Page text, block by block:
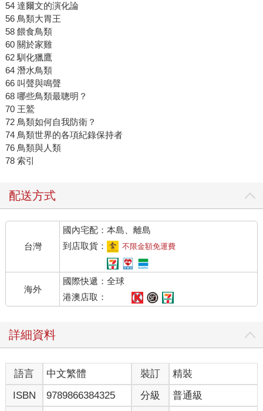
54 達爾文的演化論
56 鳥類大胃王
58 餵食鳥類
60 關於家雞
62 馴化獵鷹
64 潛水鳥類
66 叫聲與鳴聲
68 哪些鳥類最聰明？
70 王鷲
72 鳥類如何自我防衛？
74 鳥類世界的各項紀錄保持者
76 鳥類與人類
78 索引
配送方式
台灣
國內宅配：本島、離島
到店取貨：
不限金額免運費
海外
國際快遞：全球
港澳店取：
詳細資料
語言 中文繁體 裝訂
精裝
ISBN
9789866384325 分級 普通級